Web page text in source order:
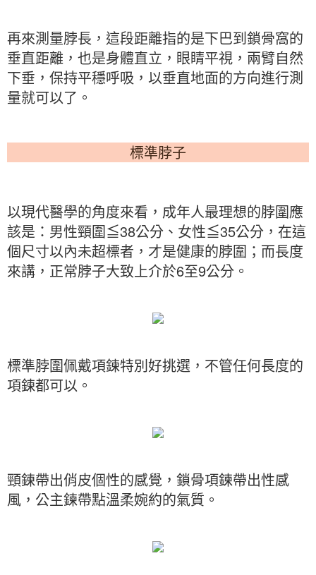
再來測量脖長，這段距離指的是下巴到鎖骨窩的
垂直距離，也是身體直立，眼睛平視，兩臂自然
下垂，保持平穩呼吸，以垂直地面的方向進行測
量就可以了。
標準脖子
以現代醫學的角度來看，成年人最理想的脖圍應
該是：男性頸圍≦38公分、女性≦35公分，在這
個尺寸以內未超標者，才是健康的脖圍；而長度
來講，正常脖子大致上介於6至9公分。
標準脖圍佩戴項鍊特別好挑選，不管任何長度的
項鍊都可以。
頸鍊帶出俏皮個性的感覺，鎖骨項鍊帶出性感
風，公主鍊帶點溫柔婉約的氣質。